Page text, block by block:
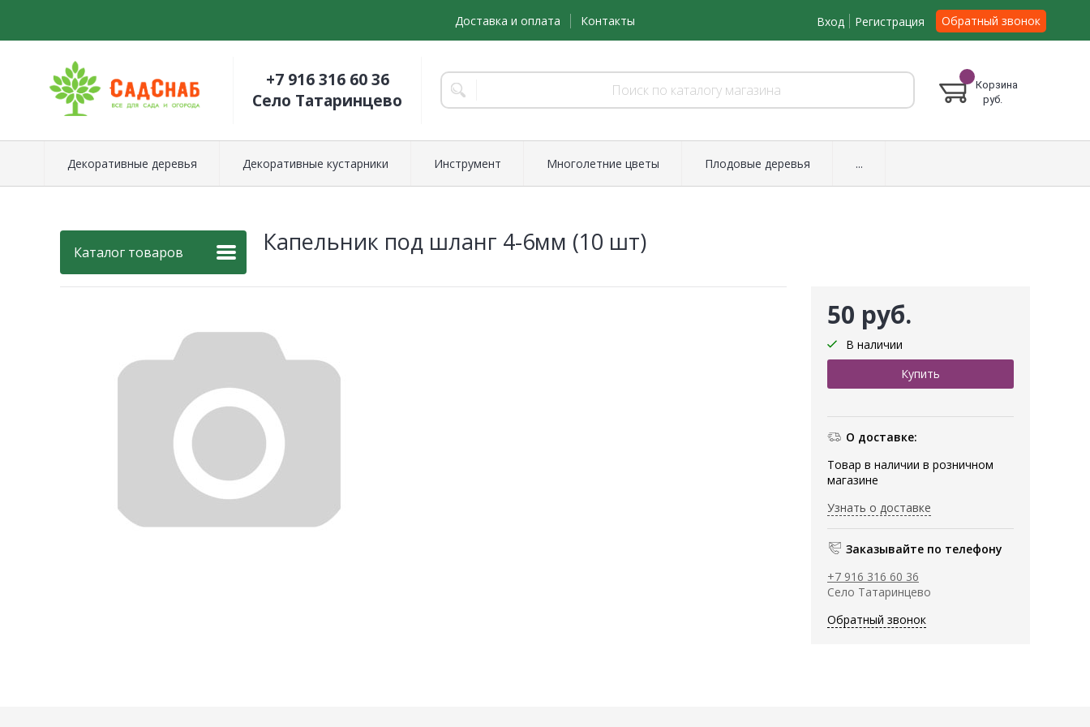
Доставка и оплата Контакты Вход Регистрация Обратный звонок
+7 916 316 60 36
Село Татаринцево
Корзина
руб.
Декоративные деревья Декоративные кустарники Инструмент Многолетние цветы Плодовые деревья ...
Каталог товаров Капельник под шланг 4-6мм (10 шт)
50 руб.
В наличии
О доставке:
Товар в наличии в розничном
магазине
Узнать о доставке
Заказывайте по телефону
+7 916 316 60 36
Село Татаринцево
Обратный звонок